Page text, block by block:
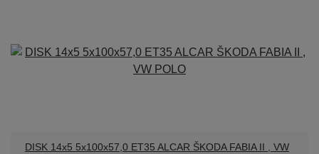
DISK 14x5 5x100x57,0 ET35 ALCAR ŠKODA FABIA II , VW